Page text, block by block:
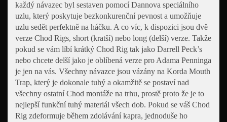
každý návazec byl sestaven pomocí Dannova speciálního
uzlu, který poskytuje bezkonkurenční pevnost a umožňuje
uzlu sedět perfektně na háčku. A co víc, k dispozici jsou dvě
verze Chod Rigs, short (kratší) nebo long (delší) verze. Takže
pokud se vám líbí krátký Chod Rig tak jako Darrell Peck’s
nebo chcete delší jako je oblíbená verze pro Adama Penninga
je jen na vás. Všechny návazce jsou vázány na Korda Mouth
Trap, který je dokonale tuhý a okamžitě se postaví nad
všechny ostatní Chod montáže na trhu, prostě proto že je to
nejlepší funkční tuhý materiál všech dob. Pokud se váš Chod
Rig zdeformuje během zdolávání kapra, jednoduše ho